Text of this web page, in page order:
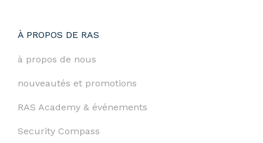
À PROPOS DE RAS
à propos de nous
nouveautés et promotions
RAS Academy & événements
Security Compass